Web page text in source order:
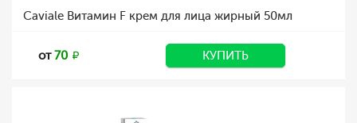
Caviale Витамин F крем для лица жирный 50мл
от70 КУПИТЬ